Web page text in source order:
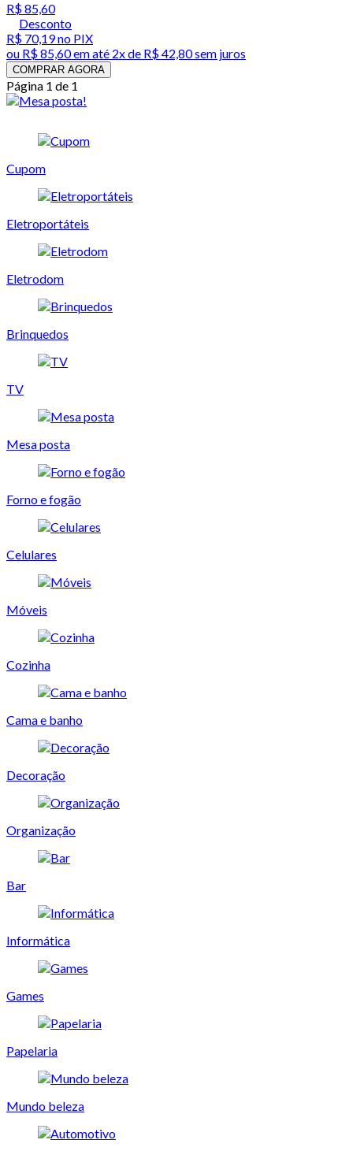
R$ 85,60
Desconto
R$ 70,19no PIX
ou R$ 85,60em até 2x de R$ 42,80 sem juros
COMPRAR AGORA
Página 1 de 1
Cupom
Eletroportáteis
Eletrodom
Brinquedos
TV
Mesa posta
Forno e fogão
Celulares
Móveis
Cozinha
Cama e banho
Decoração
Organização
Bar
Informática
Games
Papelaria
Mundo beleza